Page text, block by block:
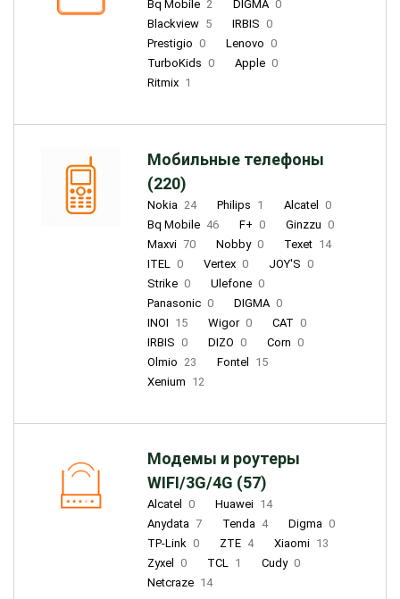
Bq Mobile 2 DIGMA 0
Blackview 5 IRBIS 0
Prestigio 0 Lenovo 0
TurboKids 0 Apple 0
Ritmix 1
Мобильные телефоны
(220)
Nokia 24 Philips 1 Alcatel
0
Bq Mobile 46 F+ 0 Ginzzu 0
Maxvi 70 Nobby 0 Texet 14
ITEL 0 Vertex 0 JOY'S 0
Strike 0 Ulefone 0
Panasonic 0 DIGMA 0
INOI 15 Wigor 0 CAT 0
IRBIS 0 DIZO 0 Corn 0
Olmio 23 Fontel
15
Xenium 12
Модемы и роутеры
WIFI/3G/4G (57)
Alcatel 0 Huawei 14
Anydata 7 Tenda 4 Digma 0
TP-Link 0 ZTE 4 Xiaomi 13
Zyxel
0 TCL 1 Cudy 0
Netcraze 14